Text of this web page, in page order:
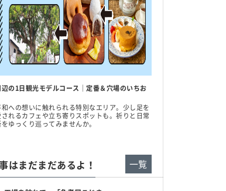
辺の1日観光モデルコース｜定番＆穴場のいちお
への想いに触れられる特別なエリア。少し足を
れるカフェや立ち寄りスポットも。祈りと日常
ゆっくり巡ってみませんか。
はまだまだあるよ！ 一覧